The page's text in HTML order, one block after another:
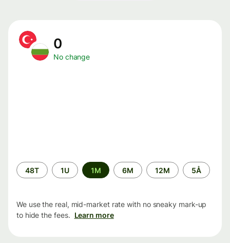
0
No change
Time
period
48T 1U 1M 6M 12M 5Å
We use the real, mid-market rate with no sneaky mark-up
to hide the fees. Learn more